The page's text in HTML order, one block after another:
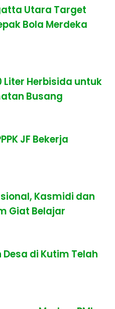
Utara Target
Bola Merdeka
Herbisida untuk
Busang
JF Bekerja
Kasmidi dan
Giat Belajar
di Kutim Telah